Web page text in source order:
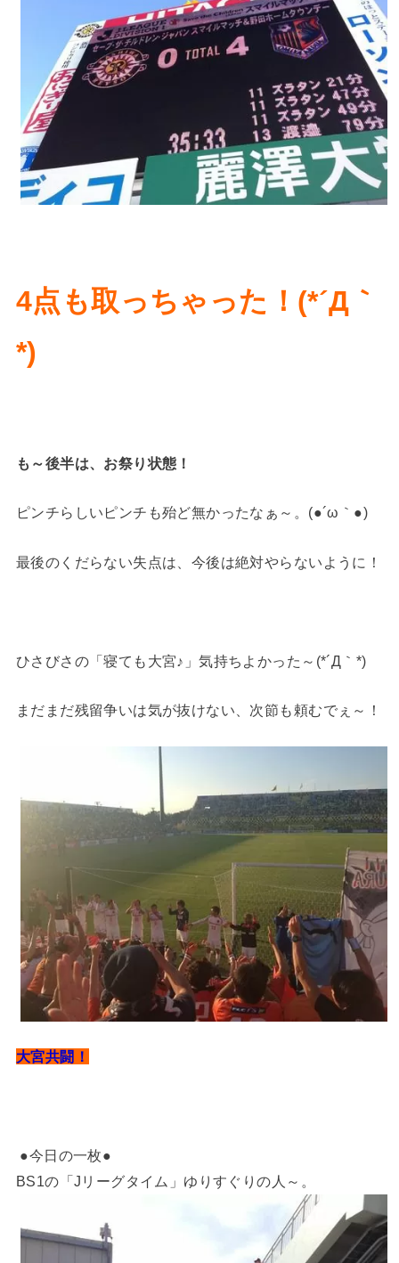
4点も取っちゃった！(*´Д｀
*)
も～後半は、お祭り状態！
ピンチらしいピンチも殆ど無かったなぁ～。(●´ω｀●)
最後のくだらない失点は、今後は絶対やらないように！
ひさびさの「寝ても大宮♪」気持ちよかった～(*´Д｀*)
まだまだ残留争いは気が抜けない、次節も頼むでぇ～！
大宮共闘！
●今日の一枚●
BS1の「Jリーグタイム」ゆりすぐりの人～。